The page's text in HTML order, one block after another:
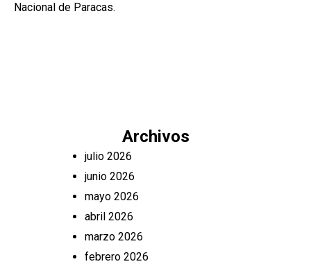
Nacional de Paracas.
Archivos
julio 2026
junio 2026
mayo 2026
abril 2026
marzo 2026
febrero 2026